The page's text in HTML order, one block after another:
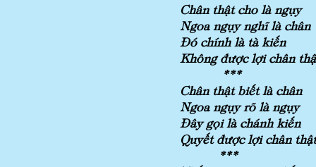
Chân thật cho là ngụy
Ngoa ngụy nghĩ là chân
Đó chính là tà kiến
Không được lợi chân
***
Chân thật biết là chân
Ngoa ngụy rõ là ngụy
Đây gọi là chánh kiến
Quyết được lợi chân
***